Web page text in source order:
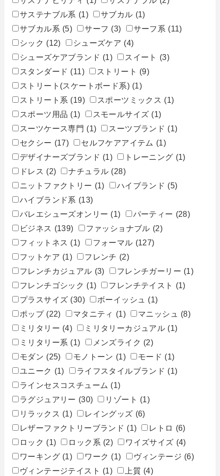
サステナブル系 (1) サブカル (1)
サブカル系 (5) サーフ (3) サーフ系 (11)
シック (12) シューズケア (4)
シューズケアブランド (1) スイート
(3)
スタンダード (11) ストリート (9)
ストリート(スケートボード系) (1)
ストリート系 (19) スポーツミックス (1)
スポーツ用品 (1) スモールサイズ (1)
スーツケース専門 (1) スーツブランド (1)
セクシー (17) セルフケアアイテム (1)
デザイナーズブランド (1) トレーニング (1)
ドレス (2) ナチュラル (28)
ニットファクトリー (1) ハイブランド (5)
ハイブランド系 (13)
バレエシューズオンリー (1) パーティー (28)
ビジネス (139) ファッショナブル (2)
フィットネス (1) フォーマル (127)
フットケア (1) フレンチ (2)
フレンチカジュアル (3) フレンチガーリー (1)
フレンチゴシック (1) フレンチテイスト
(1)
プラスサイズ (30) ボーイッシュ
(1)
ポップ (22) マタニティ (1) マニッシュ
(8)
ミリタリー (4) ミリタリーカジュアル (1)
ミリタリー系 (1) メンズライク (2)
モダン (25) モノトーン (1) モード (1)
ユニーク (1) ライフスタイルブランド (1)
ラインセスコスチューム (1)
ラグジュアリー (30) リゾート (1)
リラックス (1) レイングッズ (6)
レザーファクトリーブランド (1) レトロ (6)
ロック (1) ロック系 (2) ワイズサイズ (4)
ワーキング (1) ワーク (1) ヴィンテージ (6)
ヴィンテージテイスト (1) 上質 (4)